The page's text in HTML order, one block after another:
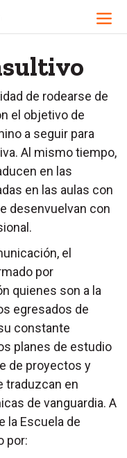
de rodearse de
el objetivo de
a seguir para
Al mismo tiempo,
en las
en las aulas con
desenvuelvan con
el
por
quienes son a la
egresados de
constante
planes de estudio
de proyectos y
traduzcan en
de vanguardia. A
la Escuela de
por: